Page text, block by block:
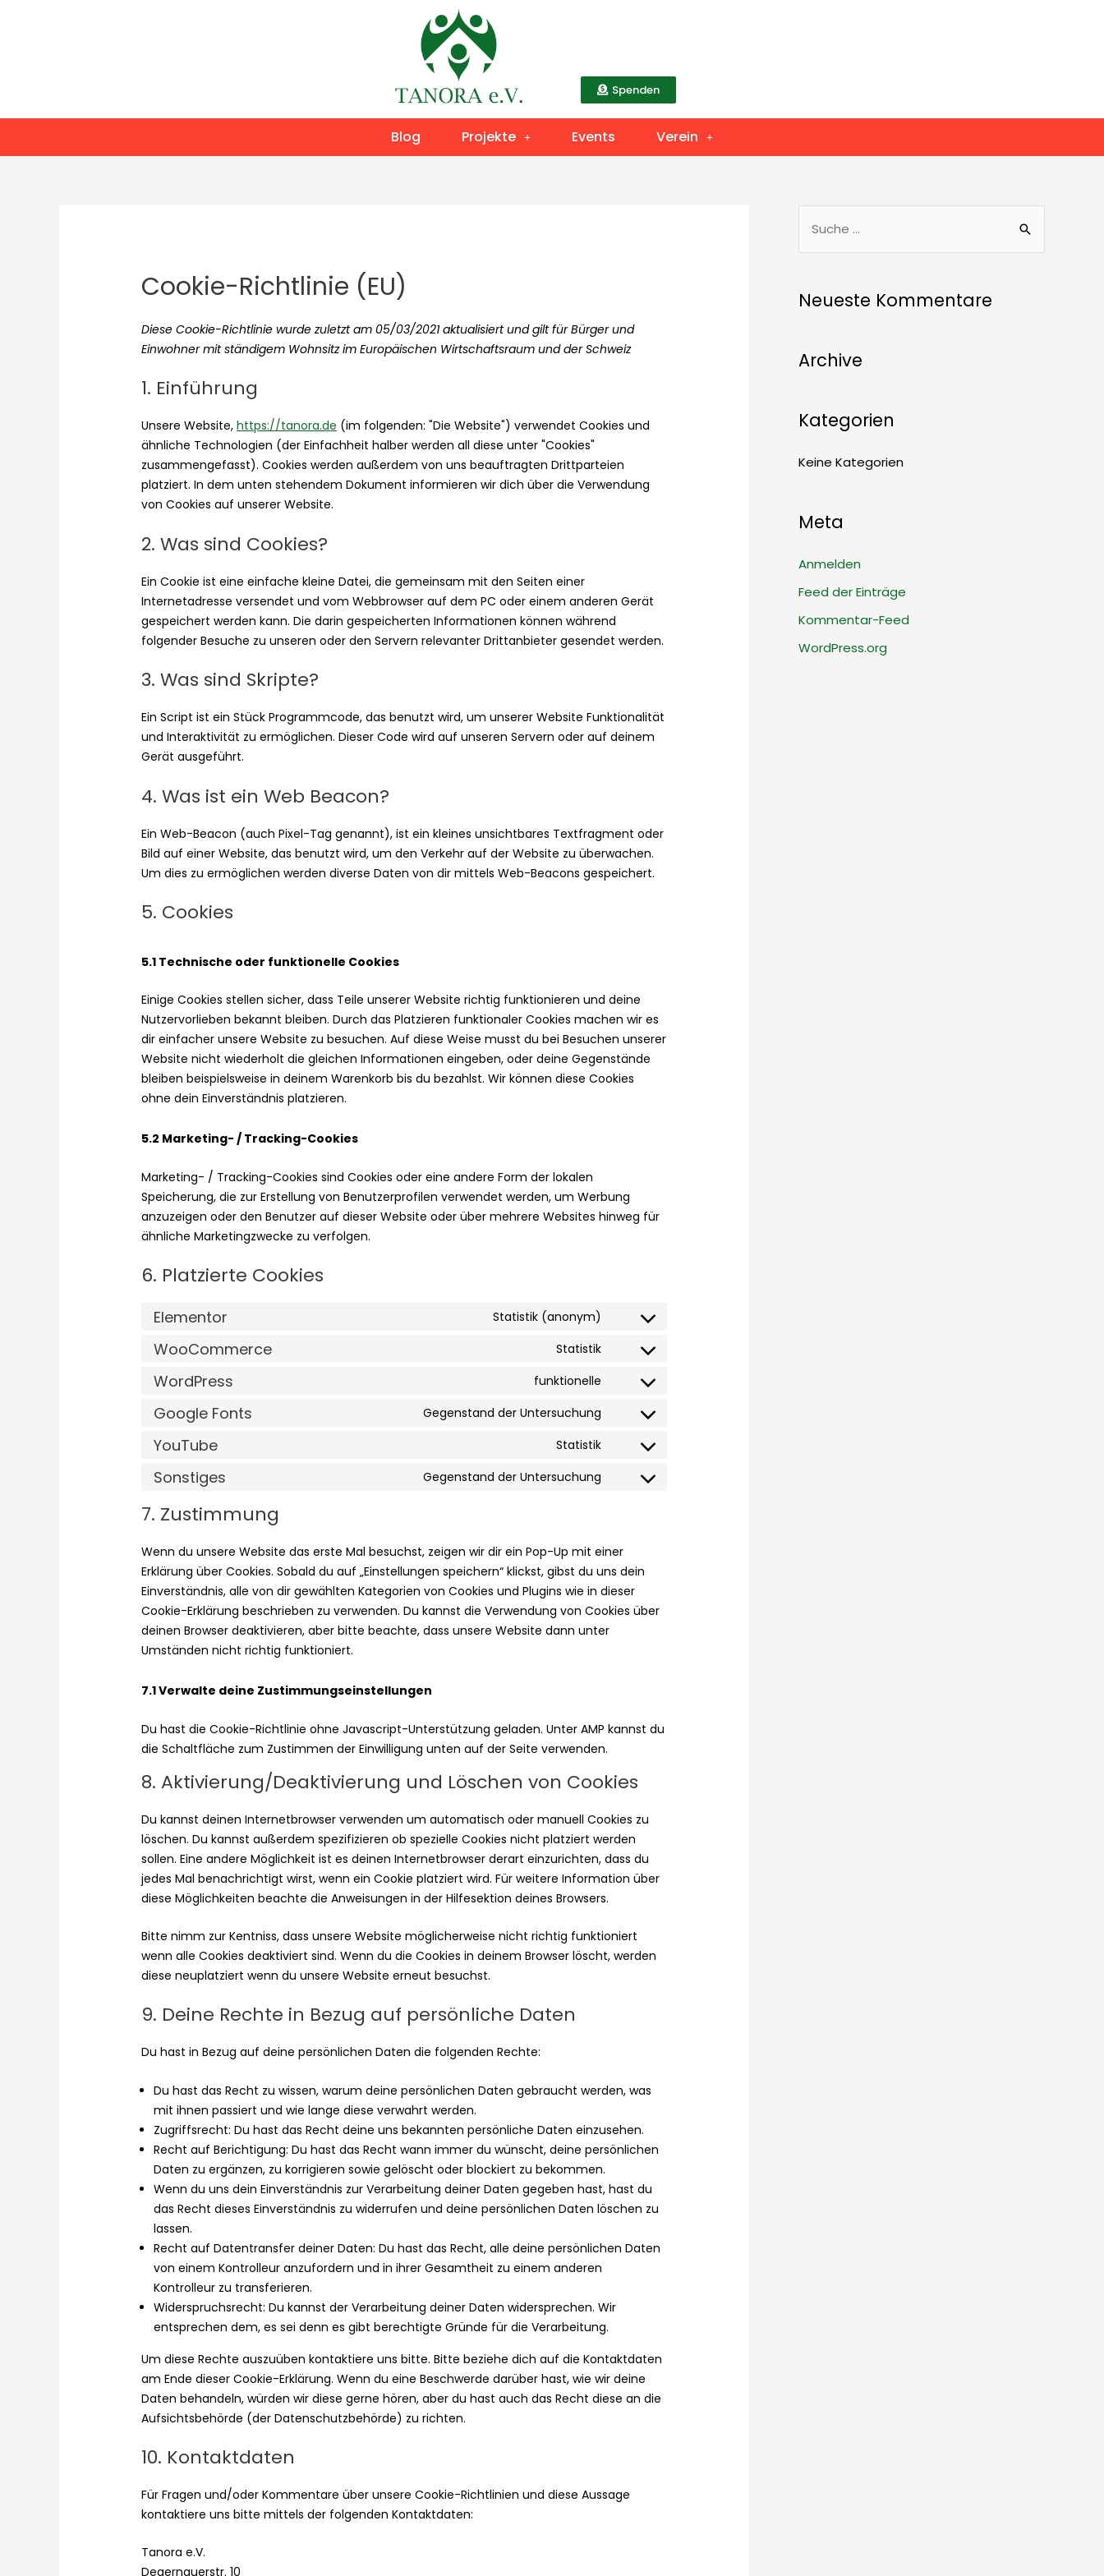
Spenden
Blog Projekte Events Verein
Cookie-Richtlinie (EU)
Diese Cookie-Richtlinie wurde zuletzt am 05/03/2021 aktualisiert und gilt für Bürger und
Einwohner mit ständigem Wohnsitz im Europäischen Wirtschaftsraum und der Schweiz
1. Einführung
Unsere Website,https://tanora.de (im folgenden: "Die Website") verwendet Cookies und
ähnliche Technologien (der Einfachheit halber werden all diese unter "Cookies"
zusammengefasst). Cookies werden außerdem von uns beauftragten Drittparteien
platziert. In dem unten stehendem Dokument informieren wir dich über die Verwendung
von Cookies auf unserer Website.
2. Was sind Cookies?
Ein Cookie ist eine einfache kleine Datei, die gemeinsam mit den Seiten einer
Internetadresse versendet und vom Webbrowser auf dem PC oder einem anderen Gerät
gespeichert werden kann. Die darin gespeicherten Informationen können während
folgender Besuche zu unseren oder den Servern relevanter Drittanbieter gesendet werden.
3. Was sind Skripte?
Ein Script ist ein Stück Programmcode, das benutzt wird, um unserer Website Funktionalität
und Interaktivität zu ermöglichen. Dieser Code wird auf unseren Servern oder auf deinem
Gerät ausgeführt.
4. Was ist ein Web Beacon?
Ein Web-Beacon (auch Pixel-Tag genannt), ist ein kleines unsichtbares Textfragment oder
Bild auf einer Website, das benutzt wird, um den Verkehr auf der Website zu überwachen.
Um dies zu ermöglichen werden diverse Daten von dir mittels Web-Beacons gespeichert.
5. Cookies
5.1 Technische oder funktionelle Cookies
Einige Cookies stellen sicher, dass Teile unserer Website richtig funktionieren und deine
Nutzervorlieben bekannt bleiben. Durch das Platzieren funktionaler Cookies machen wir es
dir einfacher unsere Website zu besuchen. Auf diese Weise musst du bei Besuchen unserer
Website nicht wiederholt die gleichen Informationen eingeben, oder deine Gegenstände
bleiben beispielsweise in deinem Warenkorb bis du bezahlst. Wir können diese Cookies
ohne dein Einverständnis platzieren.
5.2 Marketing- / Tracking-Cookies
Marketing- / Tracking-Cookies sind Cookies oder eine andere Form der lokalen
Speicherung, die zur Erstellung von Benutzerprofilen verwendet werden, um Werbung
anzuzeigen oder den Benutzer auf dieser Website oder über mehrere Websites hinweg für
ähnliche Marketingzwecke zu verfolgen.
6. Platzierte Cookies
Elementor Statistik (anonym)
WooCommerce Statistik
WordPress funktionelle
Google Fonts Gegenstand der Untersuchung
YouTube Statistik
Sonstiges Gegenstand der Untersuchung
7. Zustimmung
Wenn du unsere Website das erste Mal besuchst, zeigen wir dir ein Pop-Up mit einer
Erklärung über Cookies. Sobald du auf „Einstellungen speichern“ klickst, gibst du uns dein
Einverständnis, alle von dir gewählten Kategorien von Cookies und Plugins wie in dieser
Cookie-Erklärung beschrieben zu verwenden. Du kannst die Verwendung von Cookies über
deinen Browser deaktivieren, aber bitte beachte, dass unsere Website dann unter
Umständen nicht richtig funktioniert.
7.1 Verwalte deine Zustimmungseinstellungen
Du hast die Cookie-Richtlinie ohne Javascript-Unterstützung geladen. Unter AMP kannst du
die Schaltfläche zum Zustimmen der Einwilligung unten auf der Seite verwenden.
8. Aktivierung/Deaktivierung und Löschen von Cookies
Du kannst deinen Internetbrowser verwenden um automatisch oder manuell Cookies zu
löschen. Du kannst außerdem spezifizieren ob spezielle Cookies nicht platziert werden
sollen. Eine andere Möglichkeit ist es deinen Internetbrowser derart einzurichten, dass du
jedes Mal benachrichtigt wirst, wenn ein Cookie platziert wird. Für weitere Information über
diese Möglichkeiten beachte die Anweisungen in der Hilfesektion deines Browsers.
Bitte nimm zur Kentniss, dass unsere Website möglicherweise nicht richtig funktioniert
wenn alle Cookies deaktiviert sind. Wenn du die Cookies in deinem Browser löscht, werden
diese neuplatziert wenn du unsere Website erneut besuchst.
9. Deine Rechte in Bezug auf persönliche Daten
Du hast in Bezug auf deine persönlichen Daten die folgenden Rechte:
Du hast das Recht zu wissen, warum deine persönlichen Daten gebraucht werden, was
mit ihnen passiert und wie lange diese verwahrt werden.
Zugriffsrecht: Du hast das Recht deine uns bekannten persönliche Daten einzusehen.
Recht auf Berichtigung: Du hast das Recht wann immer du wünscht, deine persönlichen
Daten zu ergänzen, zu korrigieren sowie gelöscht oder blockiert zu bekommen.
Wenn du uns dein Einverständnis zur Verarbeitung deiner Daten gegeben hast, hast du
das Recht dieses Einverständnis zu widerrufen und deine persönlichen Daten löschen zu
lassen.
Recht auf Datentransfer deiner Daten: Du hast das Recht, alle deine persönlichen Daten
von einem Kontrolleur anzufordern und in ihrer Gesamtheit zu einem anderen
Kontrolleur zu transferieren.
Widerspruchsrecht: Du kannst der Verarbeitung deiner Daten widersprechen. Wir
entsprechen dem, es sei denn es gibt berechtigte Gründe für die Verarbeitung.
Um diese Rechte auszuüben kontaktiere uns bitte. Bitte beziehe dich auf die Kontaktdaten
am Ende dieser Cookie-Erklärung. Wenn du eine Beschwerde darüber hast, wie wir deine
Daten behandeln, würden wir diese gerne hören, aber du hast auch das Recht diese an die
Aufsichtsbehörde (der Datenschutzbehörde) zu richten.
10. Kontaktdaten
Für Fragen und/oder Kommentare über unsere Cookie-Richtlinien und diese Aussage
kontaktiere uns bitte mittels der folgenden Kontaktdaten:
Tanora e.V.
Degernauerstr. 10
Neueste Kommentare
Archive
Kategorien
Keine Kategorien
Meta
Anmelden
Feed der Einträge
Kommentar-Feed
WordPress.org